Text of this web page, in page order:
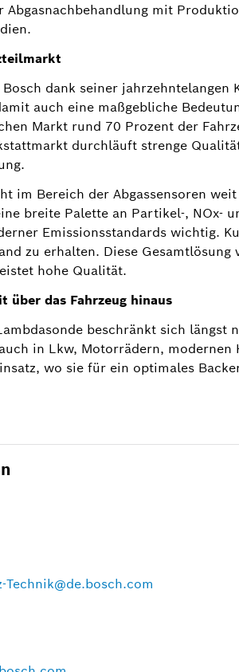
feiert
gestartet, heute nach wie
Abgasnachbehandlung mit
dank seiner jahrzehntelangen
auch eine maßgebliche
Markt rund 70 Prozent der
durchläuft strenge
im Bereich der Abgassensoren
breite Palette an Partikel-, NOx-
Emissionsstandards wichtig.
zu erhalten. Diese
hohe Qualität.
über das Fahrzeug hinaus
beschränkt sich
in Lkw, Motorrädern, modernen
wo sie für ein optimales
Technik@de.bosch.com